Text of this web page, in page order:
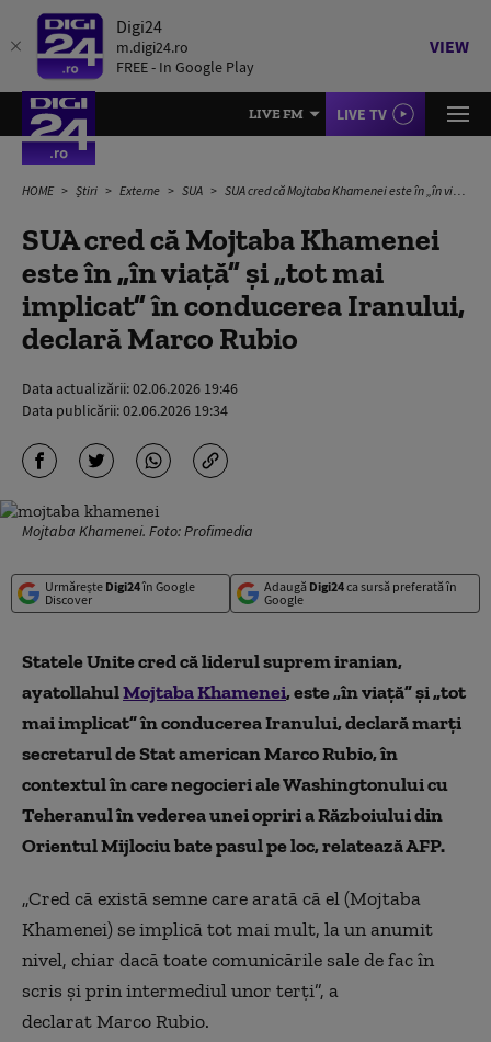
Digi24
m.digi24.ro
FREE - In Google Play
VIEW
LIVE FM LIVE TV
HOME Știri Externe SUA SUA cred că Mojtaba Khamenei este în „în viaţă” şi „tot mai implicat” în conducerea Iranului, declară Marco Rubio
SUA cred că Mojtaba Khamenei
este în „în viaţă” şi „tot mai
implicat” în conducerea Iranului,
declară Marco Rubio
Data actualizării:02.06.2026 19:46
Data publicării:02.06.2026 19:34
Mojtaba Khamenei. Foto: Profimedia
Urmărește Digi24în Google
Discover
Adaugă Digi24ca sursă preferată în
Google
Statele Unite cred că liderul suprem iranian,
ayatollahulMojtaba Khamenei, este „în viaţă” şi „tot
mai implicat” în conducerea Iranului, declară marţi
secretarul de Stat american Marco Rubio, în
contextul în care negocieri ale Washingtonului cu
Teheranul în vederea unei opriri a Războiului din
Orientul Mijlociu bate pasul pe loc, relatează AFP.
„Cred că există semne care arată că el (Mojtaba
Khamenei) se implică tot mai mult, la un anumit
nivel, chiar dacă toate comunicările sale de fac în
scris şi prin intermediul unor terţi”, a
declarat Marco Rubio.